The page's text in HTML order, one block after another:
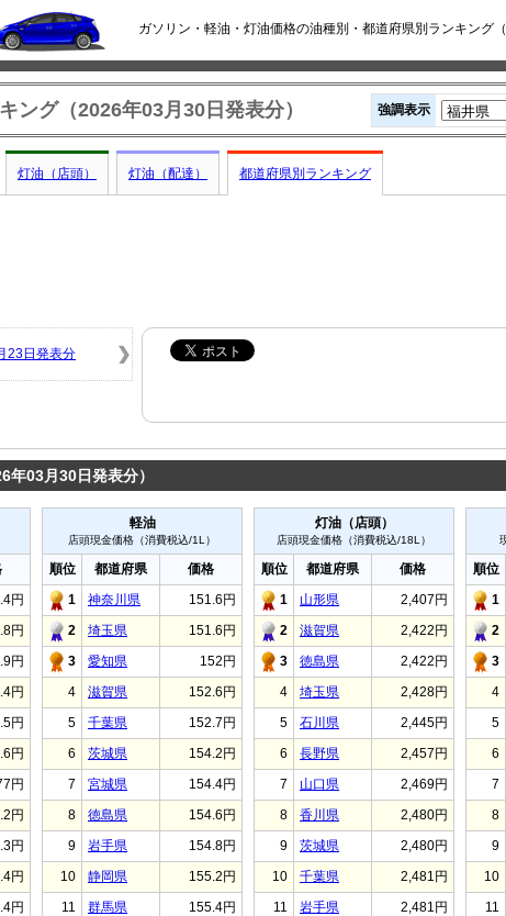
ガソリン・軽油・灯油価格の油種別・都道府県別ランキング
ング（2026年03月30日発表分）
灯油（店頭） 灯油（配達） 都道府県別ランキング
強調表示
23日発表分
03月30日発表分）
円
円
円
円
円
円
円
円
円
円
円
軽油
店頭現金価格（消費税込/1L）
順位 都道府県
価格
1
神奈川県
151.6円
2
埼玉県
151.6円
3
愛知県
152円
4
滋賀県
152.6円
5
千葉県
152.7円
6
茨城県
154.2円
7
宮城県
154.4円
8
徳島県
154.6円
9
岩手県
154.8円
10
静岡県
155.2円
11
群馬県
155.4円
灯油（店頭）
店頭現金価格（消費税込/18L）
順位 都道府県
価格
1
山形県
2,407円
2
滋賀県
2,422円
3
徳島県
2,422円
4
埼玉県
2,428円
5
石川県
2,445円
6
長野県
2,457円
7
山口県
2,469円
8
香川県
2,480円
9
茨城県
2,480円
10
千葉県
2,481円
11
岩手県
2,481円
順位
1
2
3
4
5
6
7
8
9
10
11